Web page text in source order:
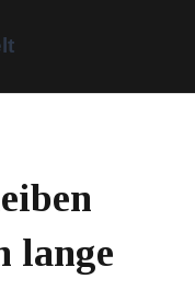
lange